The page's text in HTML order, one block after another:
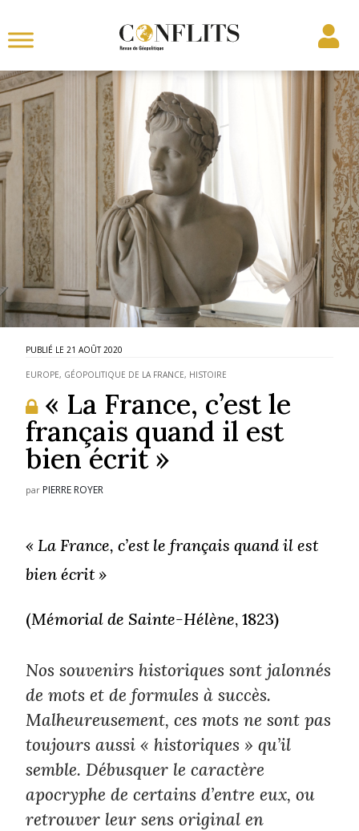
21 AOÛT 2020
EUROPE, GÉOPOLITIQUE DE LA FRANCE, HISTOIRE
« La France, c’est le
français quand il est
bien écrit »
par PIERRE ROYER
« La France, c’est le français quand il est
bien écrit »
(Mémorial de Sainte-Hélène, 1823)
Nos souvenirs historiques sont jalonnés
de mots et de formules à succès.
Malheureusement, ces mots ne sont pas
toujours aussi « historiques » qu’il
semble. Débusquer le caractère
apocryphe de certains d’entre eux, ou
retrouver leur sens original en